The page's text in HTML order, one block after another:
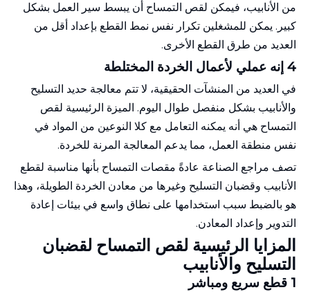
من الأنابيب، فيمكن لقص التمساح أن يبسط سير العمل بشكل
كبير. يمكن للمشغلين تكرار نفس نمط القطع بإعداد أقل من
العديد من طرق القطع الأخرى.
4 إنه عملي لأعمال الخردة المختلطة
في العديد من المنشآت الحقيقية، لا تتم معالجة حديد التسليح
والأنابيب بشكل منفصل طوال اليوم. الميزة الرئيسية لقص
التمساح هي أنه يمكنه التعامل مع كلا النوعين من المواد في
نفس منطقة العمل، مما يدعم المعالجة المرنة للخردة.
تصف مراجع الصناعة عادةً مقصات التمساح بأنها مناسبة لقطع
الأنابيب وقضبان التسليح وغيرها من معادن الخردة الطويلة، وهذا
هو بالضبط سبب استخدامها على نطاق واسع في بيئات إعادة
التدوير وإعداد المعادن.
المزايا الرئيسية لقص التمساح لقضبان
التسليح والأنابيب
1 قطع سريع ومباشر